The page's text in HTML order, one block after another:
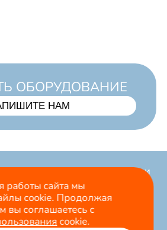
ОБОРУДОВАНИЕ
НАМ
работы сайта мы
cookie. Продолжая
вы соглашаетесь с
cookie.
Продвижение и
сайтаlemurteam.ru